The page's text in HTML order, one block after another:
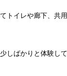
トイレや廊下、共
しばかりと体験し